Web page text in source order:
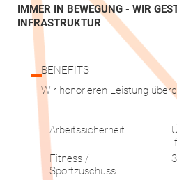
IMMER IN BEWEGUNG - WIR
INFRASTRUKTUR
BENEFITS
Wir honorieren Leistung
Arbeitssicherheit
Fitness /
Sportzuschuss